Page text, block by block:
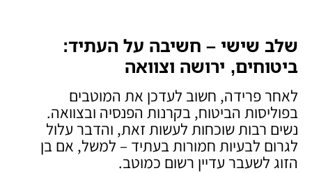
שלב שישי – חשיבה על העתיד:
ביטוחים, ירושה וצוואה
לאחר פרידה, חשוב לעדכן את המוטבים
בפוליסות הביטוח, בקרנות הפנסיה ובצוואה.
נשים רבות שוכחות לעשות זאת, והדבר עלול
לגרום לבעיות חמורות בעתיד – למשל, אם בן
הזוג לשעבר עדיין רשום כמוטב.